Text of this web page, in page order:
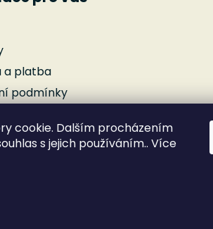
cookie. Dalším procházením
s jejich používáním.. Více
a platba
podmínky